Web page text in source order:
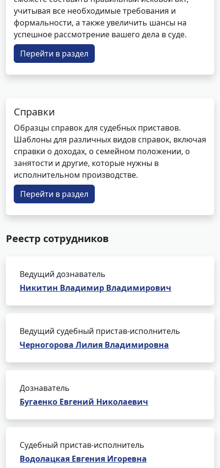
учитывая все необходимые требования и
формальности, а также увеличить шансы на
успешное рассмотрение вашего дела в суде.
Перейти в раздел
Справки
Образцы справок для судебных приставов.
Шаблоны для различных видов справок, включая
справки о доходах, о семейном положении, о
занятости и другие, которые нужны в
исполнительном производстве.
Перейти в раздел
Реестр сотрудников
Ведущий дознаватель
Никитин Владимир Владимирович
Ведущий судебный пристав-исполнитель
Черногорова Лилия Владимировна
Дознаватель
Бугаенко Евгений Николаевич
Судебный пристав-исполнитель
Водолацкая Евгения Игоревна